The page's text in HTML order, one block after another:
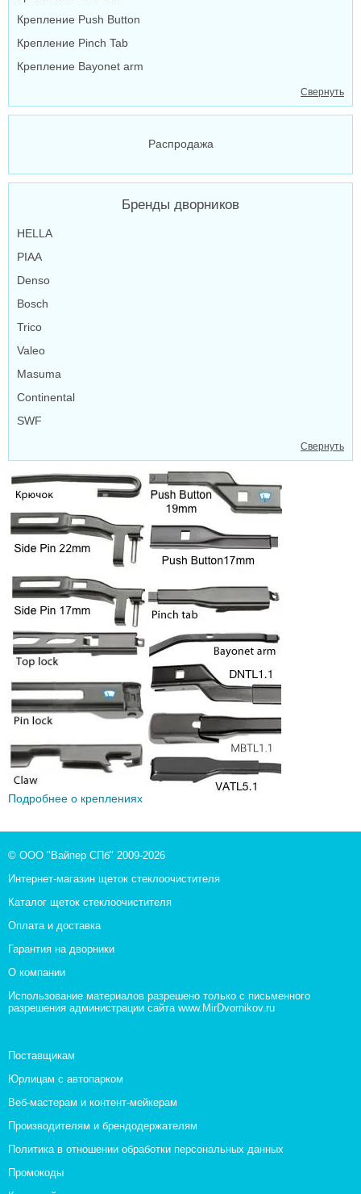
Крепление Push Button
Крепление Pinch Tab
Крепление Bayonet arm
Свернуть
Распродажа
Бренды дворников
HELLA
PIAA
Denso
Bosch
Trico
Valeo
Masuma
Continental
SWF
Свернуть
Подробнее о креплениях
© ООО "Вайпер СПб" 2009-2026
Интернет-магазин щеток стеклоочистителя
Каталог щеток стеклоочистителя
Оплата и доставка
Гарантия на дворники
О компании
Использование материалов разрешено только с письменного
разрешения администрации сайта www.MirDvornikov.ru
Поставщикам
Юрлицам с автопарком
Веб-мастерам и контент-мейкерам
Производителям и брендодержателям
Политика в отношении обработки персональных данных
Промокоды